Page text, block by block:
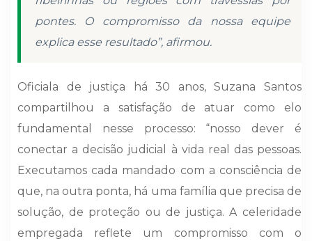
pontes. O compromisso da nossa equipe
explica esse resultado”, afirmou.
Oficiala de justiça há 30 anos, Suzana Santos
compartilhou a satisfação de atuar como elo
fundamental nesse processo: “nosso dever é
conectar a decisão judicial à vida real das pessoas.
Executamos cada mandado com a consciência de
que, na outra ponta, há uma família que precisa de
solução, de proteção ou de justiça. A celeridade
empregada reflete um compromisso com o